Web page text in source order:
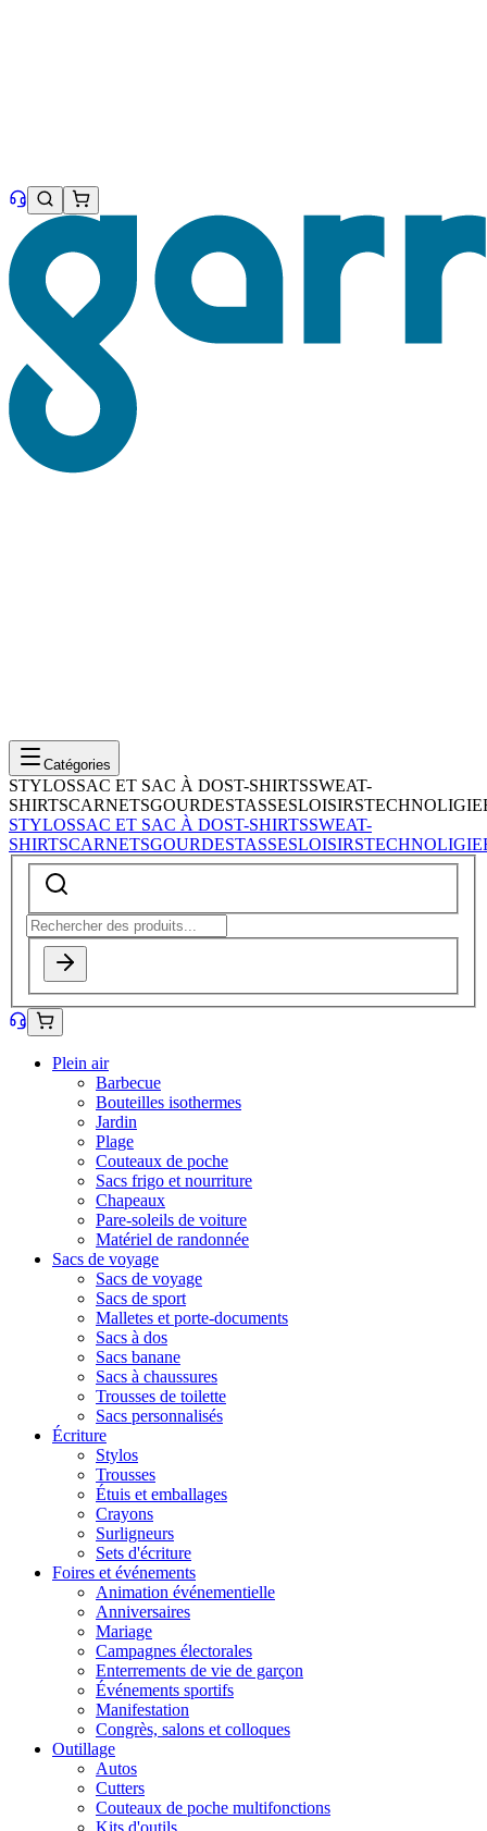
Catégories
STYLOSSAC ET SAC À DOST-SHIRTSSWEAT-
SHIRTSCARNETSGOURDESTASSESLOISIRSTECHNOLIGIE
STYLOSSAC ET SAC À DOST-SHIRTSSWEAT-
SHIRTSCARNETSGOURDESTASSESLOISIRSTECHNOLIGIE
Plein air
Barbecue
Bouteilles isothermes
Jardin
Plage
Couteaux de poche
Sacs frigo et nourriture
Chapeaux
Pare-soleils de voiture
Matériel de randonnée
Sacs de voyage
Sacs de voyage
Sacs de sport
Malletes et porte-documents
Sacs à dos
Sacs banane
Sacs à chaussures
Trousses de toilette
Sacs personnalisés
Écriture
Stylos
Trousses
Étuis et emballages
Crayons
Surligneurs
Sets d'écriture
Foires et événements
Animation événementielle
Anniversaires
Mariage
Campagnes électorales
Enterrements de vie de garçon
Événements sportifs
Manifestation
Congrès, salons et colloques
Outillage
Autos
Cutters
Couteaux de poche multifonctions
Kits d'outils